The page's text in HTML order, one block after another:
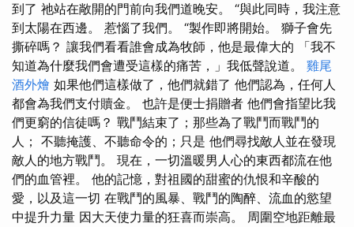
到了 祂站在敞開的門前向我們道晚安。 “與此同時，我注意
到太陽在西邊。 惹惱了我們。 “製作即將開始。 獅子會先
撕碎嗎？ 讓我們看看誰會成為牧師，他是最偉大的 「我不
知道為什麼我們會遭受這樣的痛苦，」我低聲說道。 雞尾
酒外燴 如果他們這樣做了，他們就錯了 他們認為，任何人
都會為我們支付贖金。 也許是便士捐贈者 他們會指望比我
們更窮的信徒嗎？ 戰鬥結束了；那些為了戰鬥而戰鬥的
人； 不聽掩護、不聽命令的；只是 他們尋找敵人並在發現
敵人的地方戰鬥。 現在，一切溫暖男人心的東西都流在他
們的血管裡。 他的記憶，對祖國的甜蜜的仇恨和辛酸的
愛，以及這一切 在戰鬥的風暴、戰鬥的陶醉、流血的慾望
中提升力量 因大天使力量的狂喜而崇高。 周圍空地距離最